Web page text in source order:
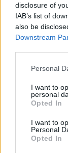
disclosure of
IAB’s list of
also be
Downstream
Please note
not limited to
grant or deny
use your data
consent section.
Personal
I want to
personal
Opted In
I want to
Personal
Opted In
Villa Joy
paesaggistiche
FINANZA